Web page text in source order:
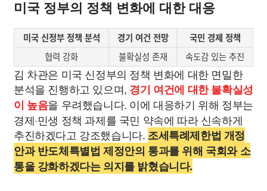
미국 정부의 정책 변화에 대한 대응
미국 신정부 정책 분석 경기 여건 전망
국민 경제 정책
협력 강화
불확실성 존재 속도감 있는 추진
김 차관은 미국 신정부의 정책 변화에 대한 면밀한
분석을 진행하고 있으며, 경기 여건에 대한 불확실성
이 높음을 우려했습니다. 이에 대응하기 위해 정부는
경제·민생 정책 과제를 국민 약속에 따라 신속하게
추진하겠다고 강조했습니다. 조세특례제한법 개정
안과 반도체특별법 제정안의 통과를 위해 국회와 소
통을 강화하겠다는 의지를 밝혔습니다.